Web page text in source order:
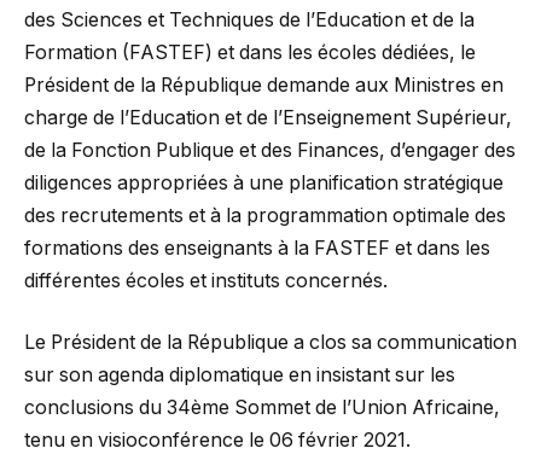
des Sciences et Techniques de l’Education et de la
Formation (FASTEF) et dans les écoles dédiées, le
Président de la République demande aux Ministres en
charge de l’Education et de l’Enseignement Supérieur,
de la Fonction Publique et des Finances, d’engager des
diligences appropriées à une planification stratégique
des recrutements et à la programmation optimale des
formations des enseignants à la FASTEF et dans les
différentes écoles et instituts concernés.
Le Président de la République a clos sa communication
sur son agenda diplomatique en insistant sur les
conclusions du 34ème Sommet de l’Union Africaine,
tenu en visioconférence le 06 février 2021.